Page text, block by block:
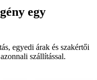
egy
egyedi árak és szakértői
szállítással.